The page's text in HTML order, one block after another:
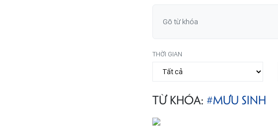
THỜI GIAN
TỪ KHÓA: #MƯU SINH